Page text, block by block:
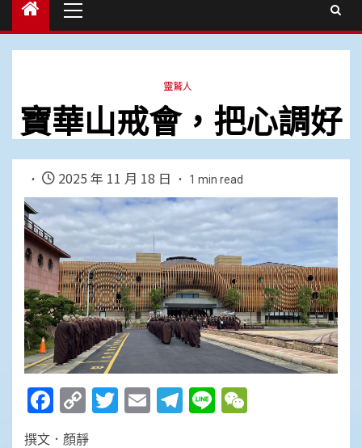
Menu
靈鷲人
寶華山戒會，把心調好
2025 年 11 月 18 日 1 min read
Facebook
Copy
Link
Twitter
EmailTelegram
Line
撰文．顏靜